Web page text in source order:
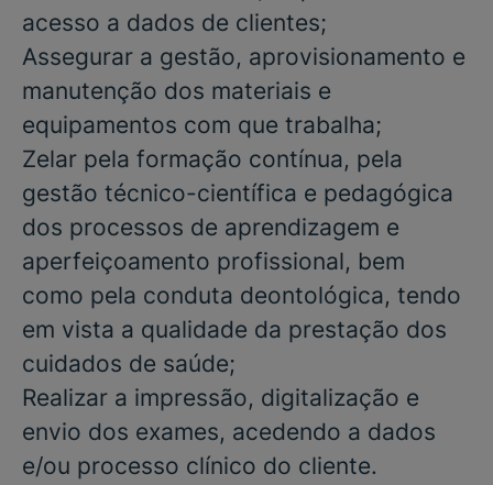
acesso a dados de clientes;
Assegurar a gestão, aprovisionamento e
manutenção dos materiais e
equipamentos com que trabalha;
Zelar pela formação contínua, pela
gestão técnico-científica e pedagógica
dos processos de aprendizagem e
aperfeiçoamento profissional, bem
como pela conduta deontológica, tendo
em vista a qualidade da prestação dos
cuidados de saúde;
Realizar a impressão, digitalização e
envio dos exames, acedendo a dados
e/ou processo clínico do cliente.